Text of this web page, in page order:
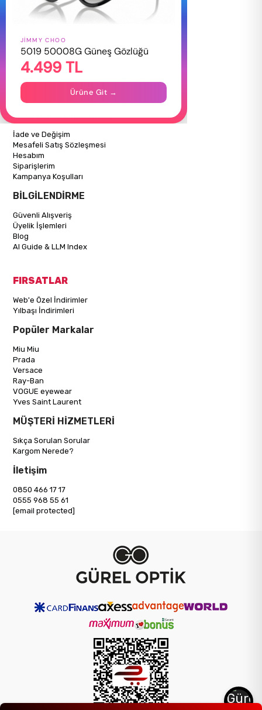
HAKKIMIZDA
Hakkımızda
Gizlilik Politikası
İletişim
Mağazalarımız
ALIŞVERİŞ BİLGİLERİ
İade ve Değişim
Mesafeli Satış Sözleşmesi
Hesabım
Siparişlerim
Kampanya Koşulları
BİLGİLENDİRME
Güvenli Alışveriş
Üyelik İşlemleri
Blog
AI Guide & LLM Index
FIRSATLAR
Web'e Özel İndirimler
Yılbaşı İndirimleri
Popüler Markalar
Miu Miu
Prada
Versace
Ray-Ban
VOGUE eyewear
Yves Saint Laurent
MÜŞTERİ HİZMETLERİ
Sıkça Sorulan Sorular
Kargom Nerede?
İletişim
0850 466 17 17
0555 968 55 61
[email protected]
JIMMY CHOO
5019 50008G Güneş Gözlüğü
4.499 TL
Ürüne Git →